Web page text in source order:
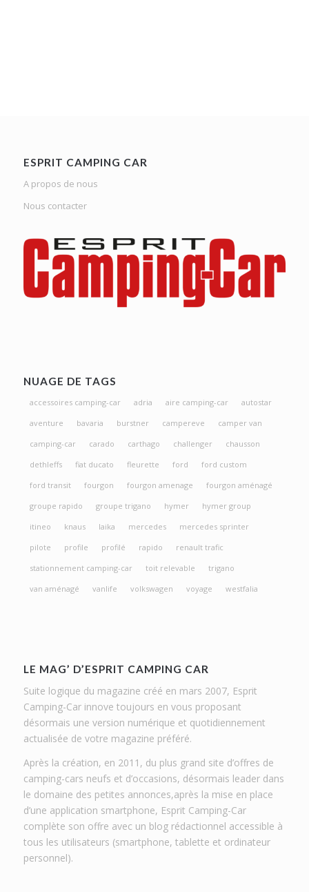
ESPRIT CAMPING CAR
A propos de nous
Nous contacter
NUAGE DE TAGS
accessoires camping-car adria aire camping-car
autostar
aventure
bavaria burstner campereve
camper van
camping-car
carado carthago challenger
chausson
dethleffs
fiat ducato fleurette ford
ford custom
ford transit
fourgon fourgon amenage
fourgon aménagé
groupe rapido
groupe trigano hymer
hymer group
itineo
knaus laika mercedes
mercedes sprinter
pilote
profile profilé rapido
renault trafic
stationnement camping-car
toit relevable
trigano
van aménagé
vanlife volkswagen voyage westfalia
LE MAG’ D’ESPRIT CAMPING CAR
Suite logique du magazine créé en mars 2007, Esprit
Camping-Car innove toujours en vous proposant
désormais une version numérique et quotidiennement
actualisée de votre magazine préféré.
Après la création, en 2011, du plus grand site d’offres de
camping-cars neufs et d’occasions, désormais leader dans
le domaine des petites annonces,après la mise en place
d’une application smartphone, Esprit Camping-Car
complète son offre avec un blog rédactionnel accessible à
tous les utilisateurs (smartphone, tablette et ordinateur
personnel).